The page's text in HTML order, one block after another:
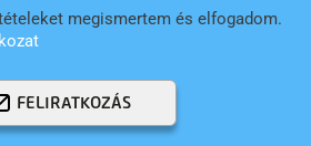
megismertem és elfogadom.
FELIRATKOZÁS